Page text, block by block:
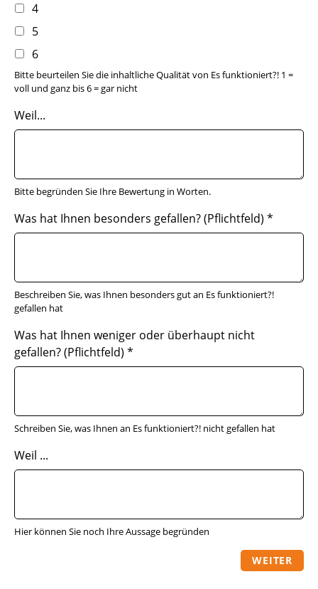
4
5
6
Bitte beurteilen Sie die inhaltliche Qualität von Es funktioniert?! 1 =
voll und ganz bis 6 = gar nicht
Weil...
Bitte begründen Sie Ihre Bewertung in Worten.
Was hat Ihnen besonders gefallen? (Pflichtfeld) *
Beschreiben Sie, was Ihnen besonders gut an Es funktioniert?!
gefallen hat
Was hat Ihnen weniger oder überhaupt nicht
gefallen? (Pflichtfeld) *
Schreiben Sie, was Ihnen an Es funktioniert?! nicht gefallen hat
Weil ...
Hier können Sie noch Ihre Aussage begründen
WEITER